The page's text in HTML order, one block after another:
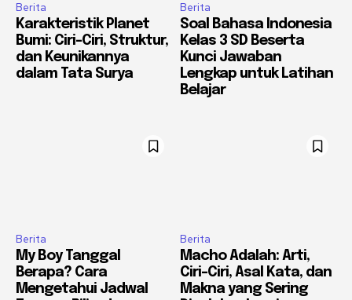
Berita
Karakteristik Planet
Bumi: Ciri-Ciri, Struktur,
dan Keunikannya
dalam Tata Surya
Berita
Soal Bahasa Indonesia
Kelas 3 SD Beserta
Kunci Jawaban
Lengkap untuk Latihan
Belajar
Berita
My Boy Tanggal
Berapa? Cara
Mengetahui Jadwal
Berita
Macho Adalah: Arti,
Ciri-Ciri, Asal Kata, dan
Makna yang Sering